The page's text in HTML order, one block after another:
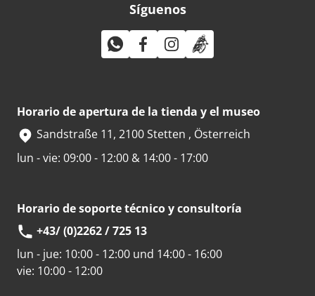
Síguenos
Horario de apertura de la tienda y el museo
Sandstraße 11, 2100 Stetten , Österreich
lun - vie: 09:00 - 12:00 & 14:00 - 17:00
Horario de soporte técnico y consultoría
+43/ (0)2262 / 725 13
lun - jue: 10:00 - 12:00 und 14:00 - 16:00
vie: 10:00 - 12:00